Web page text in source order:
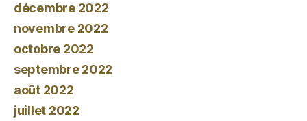
décembre 2022
novembre 2022
octobre 2022
septembre 2022
août 2022
juillet 2022